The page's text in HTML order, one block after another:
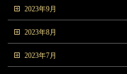
2023年9月
2023年8月
2023年7月